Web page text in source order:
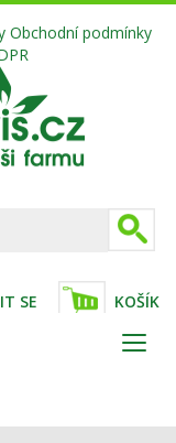
Obchodní podmínky
SE KOŠÍK